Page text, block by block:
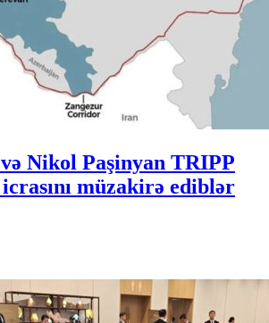
Nikol Paşinyan TRIPP
müzakirə ediblər